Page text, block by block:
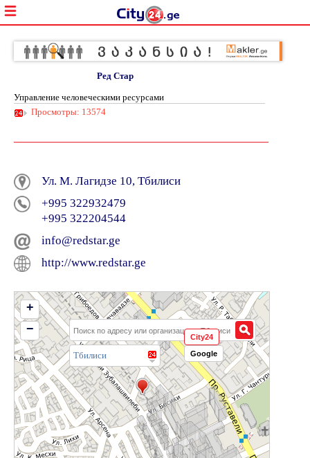
Ред Стар
Управление человеческими ресурсами
Просмотры: 13574
Ул. М. Лагидзе 10, Тбилиси
+995 322932479
+995 322204544
info@redstar.ge
http://www.redstar.ge
Тбилиси
+
−
City24
Google